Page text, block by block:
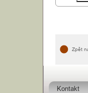
Zpět
Kontakt